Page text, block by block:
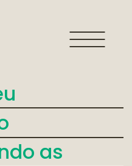
as